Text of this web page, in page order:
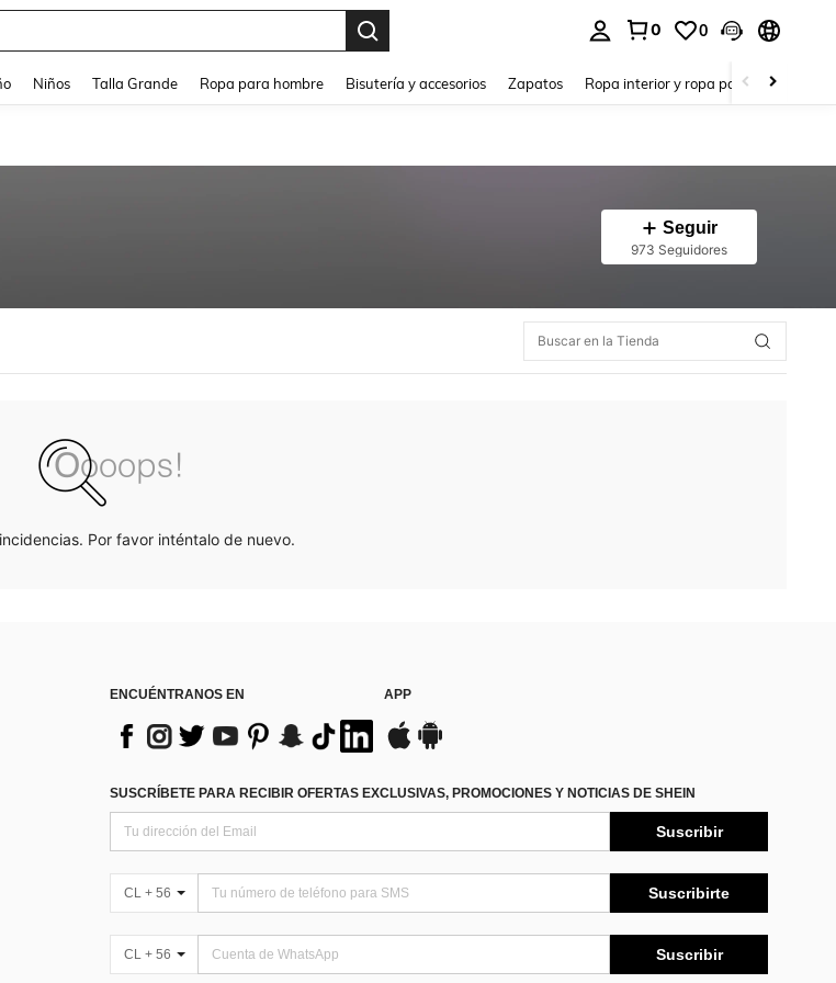
0 0
Niños Talla Grande Ropa para hombre Bisutería y accesorios Zapatos Ropa interior y ropa para dormir
Seguir
973 Seguidores
Por favor inténtalo de nuevo.
ENCUÉNTRANOS EN APP
SUSCRÍBETE PARA RECIBIR OFERTAS EXCLUSIVAS, PROMOCIONES Y NOTICIAS DE SHEIN
Suscribir
CL + 56 Suscribirte
CL + 56 Suscribir